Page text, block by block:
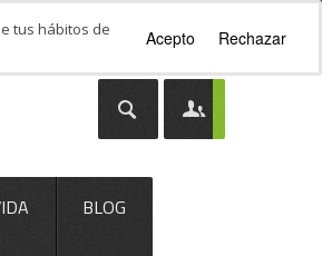
BLOG
tus hábitos de
Acepto Rechazar